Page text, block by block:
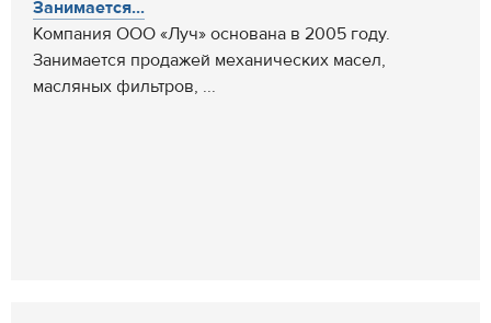
Занимается...
Компания ООО «Луч» основана в 2005 году.
Занимается продажей механических масел,
масляных фильтров, ...